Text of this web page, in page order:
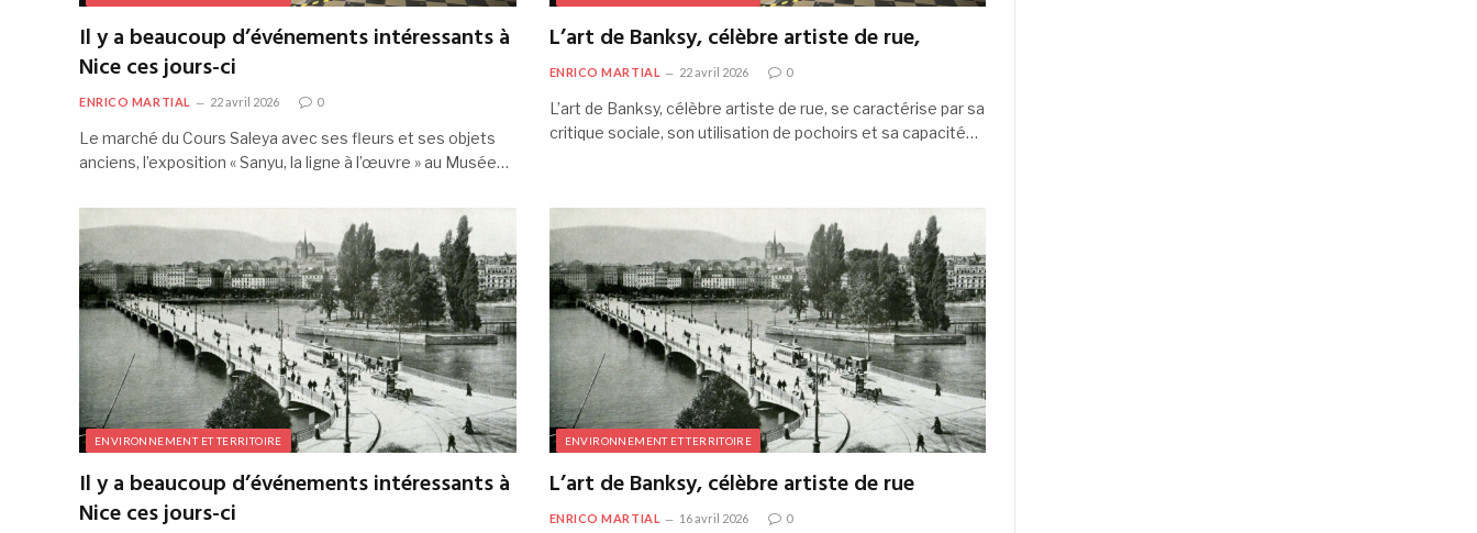
Il y a beaucoup d’événements intéressants à
Nice ces jours-ci
ENRICO MARTIAL 22 avril 2026 0
Le marché du Cours Saleya avec ses fleurs et ses objets
anciens, l’exposition « Sanyu, la ligne à l’œuvre » au Musée…
L’art de Banksy, célèbre artiste de rue,
ENRICO MARTIAL 22 avril 2026 0
L’art de Banksy, célèbre artiste de rue, se caractérise par sa
critique sociale, son utilisation de pochoirs et sa capacité…
ENVIRONNEMENT ET TERRITOIRE
Il y a beaucoup d’événements intéressants à
Nice ces jours-ci
ENVIRONNEMENT ET TERRITOIRE
L’art de Banksy, célèbre artiste de rue
ENRICO MARTIAL 16 avril 2026 0